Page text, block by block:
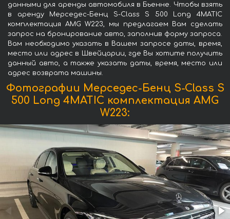
данными для аренды автомобиля в Бьенне. Чтобы взять
в аренду Мерседес-Бенц S-Class S 500 Long 4MATIC
комплектация AMG W223, мы предлагаем Вам сделать
запрос на бронирование авто, заполнив форму запроса.
Вам необходимо указать в Вашем запросе даты, время,
место или адрес в Швейцарии, где Вы хотите получить
данный авто, а также указать даты, время, место или
адрес возврата машины.
Фотографии Мерседес-Бенц S-Class S
500 Long 4MATIC комплектация AMG
W223: